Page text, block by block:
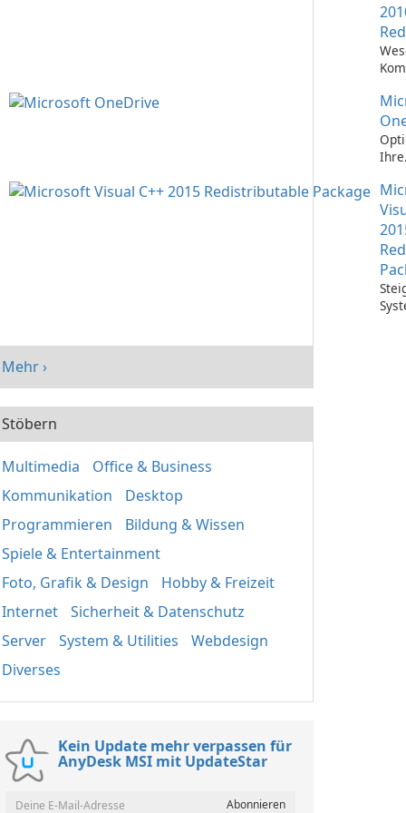
Ihre
mit
Mehr ›
Stöbern
Multimedia
Office & Business
Kommunikation
Desktop
Programmieren
Bildung & Wissen
Spiele & Entertainment
Foto, Grafik & Design
Hobby & Freizeit
Internet
Sicherheit & Datenschutz
Server
System & Utilities
Webdesign
Diverses
Kein Update mehr verpassen für
AnyDesk MSI mit UpdateStar